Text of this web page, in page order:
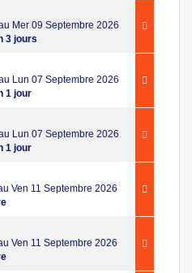
Mer 09 Septembre 2026
3 jours
Lun 07 Septembre 2026
1 jour
Lun 07 Septembre 2026
1 jour
Ven 11 Septembre 2026
Ven 11 Septembre 2026